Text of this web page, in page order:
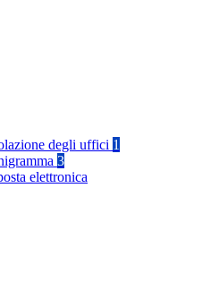
degli uffici 1
3
elettronica